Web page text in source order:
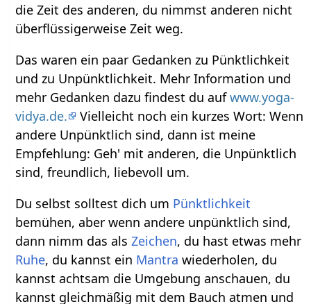
die Zeit des anderen, du nimmst anderen nicht
überflüssigerweise Zeit weg.
Das waren ein paar Gedanken zu Pünktlichkeit
und zu Unpünktlichkeit. Mehr Information und
mehr Gedanken dazu findest du aufwww.yoga-
vidya.de.
Vielleicht noch ein kurzes Wort: Wenn
andere Unpünktlich sind, dann ist meine
Empfehlung: Geh' mit anderen, die Unpünktlich
sind, freundlich, liebevoll um.
Du selbst solltest dich um Pünktlichkeit
bemühen, aber wenn andere unpünktlich sind,
dann nimm das alsZeichen, du hast etwas mehr
Ruhe, du kannst ein Mantra wiederholen, du
kannst achtsam die Umgebung anschauen, du
kannst gleichmäßig mit dem Bauch atmen und